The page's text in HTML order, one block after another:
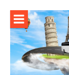
content